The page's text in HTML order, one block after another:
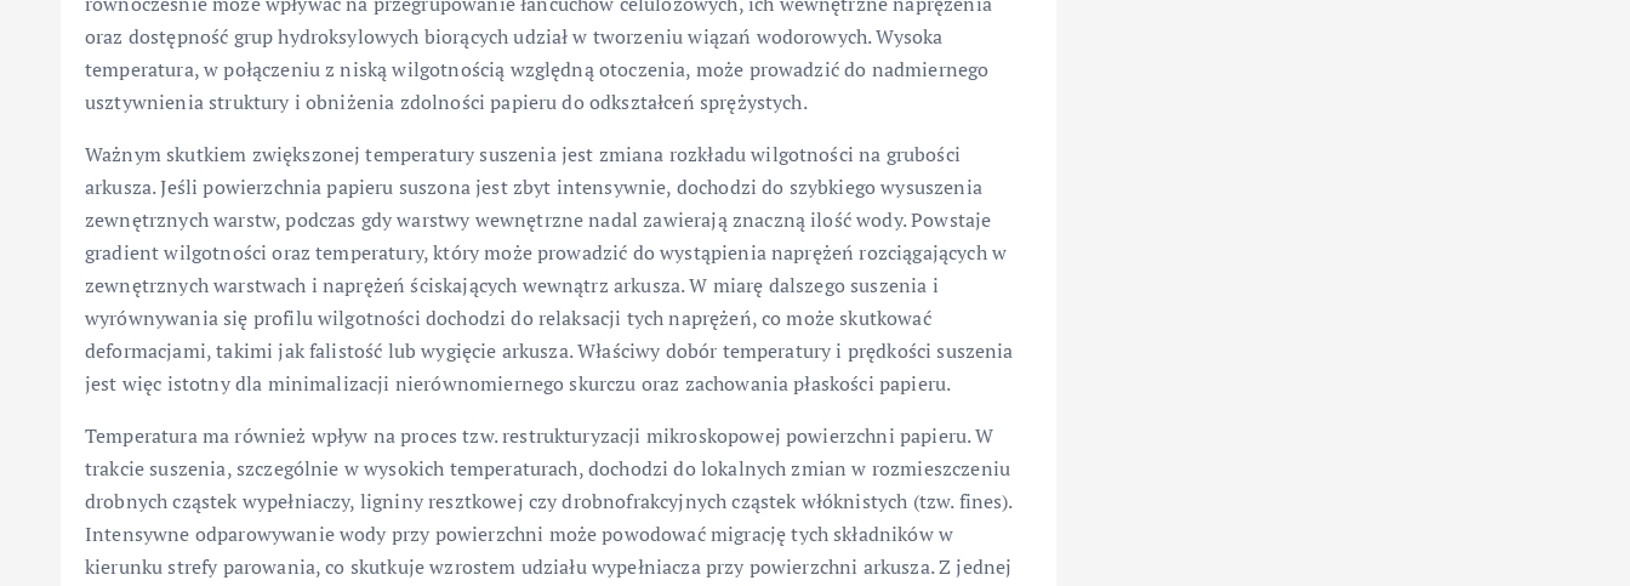
oraz dostępność grup hydroksylowych biorących udział w tworzeniu wiązań wodorowych. Wysoka
temperatura, w połączeniu z niską wilgotnością względną otoczenia, może prowadzić do nadmiernego
usztywnienia struktury i obniżenia zdolności papieru do odkształceń sprężystych.
Ważnym skutkiem zwiększonej temperatury suszenia jest zmiana rozkładu wilgotności na grubości
arkusza. Jeśli powierzchnia papieru suszona jest zbyt intensywnie, dochodzi do szybkiego wysuszenia
zewnętrznych warstw, podczas gdy warstwy wewnętrzne nadal zawierają znaczną ilość wody. Powstaje
gradient wilgotności oraz temperatury, który może prowadzić do wystąpienia naprężeń rozciągających w
zewnętrznych warstwach i naprężeń ściskających wewnątrz arkusza. W miarę dalszego suszenia i
wyrównywania się profilu wilgotności dochodzi do relaksacji tych naprężeń, co może skutkować
deformacjami, takimi jak falistość lub wygięcie arkusza. Właściwy dobór temperatury i prędkości suszenia
jest więc istotny dla minimalizacji nierównomiernego skurczu oraz zachowania płaskości papieru.
Temperatura ma również wpływ na proces tzw. restrukturyzacji mikroskopowej powierzchni papieru. W
trakcie suszenia, szczególnie w wysokich temperaturach, dochodzi do lokalnych zmian w rozmieszczeniu
drobnych cząstek wypełniaczy, ligniny resztkowej czy drobnofrakcyjnych cząstek włóknistych (tzw. fines).
Intensywne odparowywanie wody przy powierzchni może powodować migrację tych składników w
kierunku strefy parowania, co skutkuje wzrostem udziału wypełniacza przy powierzchni arkusza. Z jednej